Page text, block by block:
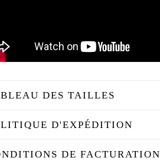
DES TAILLES
D'EXPÉDITION
DE FACTURATION